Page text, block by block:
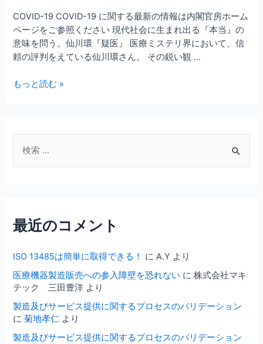
COVID-19 COVID-19 に関する最新の情報は内閣官房ホーム
ページをご参照ください 現代社会に生まれ出る『本当』の
意味を問う。仙川環『疑医』 医療ミステリ界において、信
頼の評判をえている仙川環さん。 その鋭い観 …
仙
医』
もっと読む »
最近のコメント
ISO 13485は簡単に取得できる！ にA.Y より
医療機器製造販売への参入障壁を恐れない に株式会社マキ
テック 三田豊洋 より
製造及びサービス提供に関するプロセスのバリデーション
に菊地孝仁 より
製造及びサービス提供に関するプロセスのバリデーション